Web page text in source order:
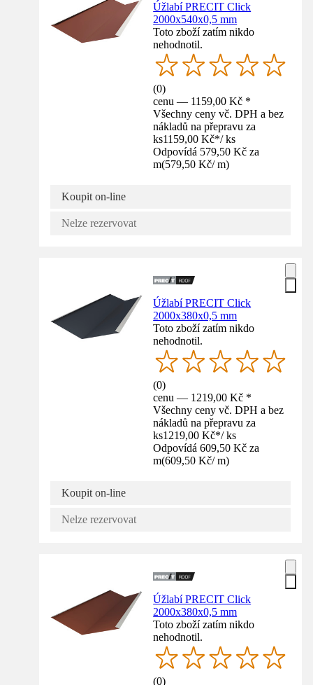
Úžlabí PRECIT Click
2000x540x0,5 mm
Toto zboží zatím nikdo
nehodnotil.
(0)
cenu — 1159,00 Kč *
Všechny ceny vč. DPH a bez
nákladů na přepravu za
ks1159,00 Kč*/ ks
Odpovídá 579,50 Kč za
m(579,50 Kč/ m)
Koupit on-line
Nelze rezervovat
Úžlabí PRECIT Click
2000x380x0,5 mm
Toto zboží zatím nikdo
nehodnotil.
(0)
cenu — 1219,00 Kč *
Všechny ceny vč. DPH a bez
nákladů na přepravu za
ks1219,00 Kč*/ ks
Odpovídá 609,50 Kč za
m(609,50 Kč/ m)
Koupit on-line
Nelze rezervovat
Úžlabí PRECIT Click
2000x380x0,5 mm
Toto zboží zatím nikdo
nehodnotil.
(0)